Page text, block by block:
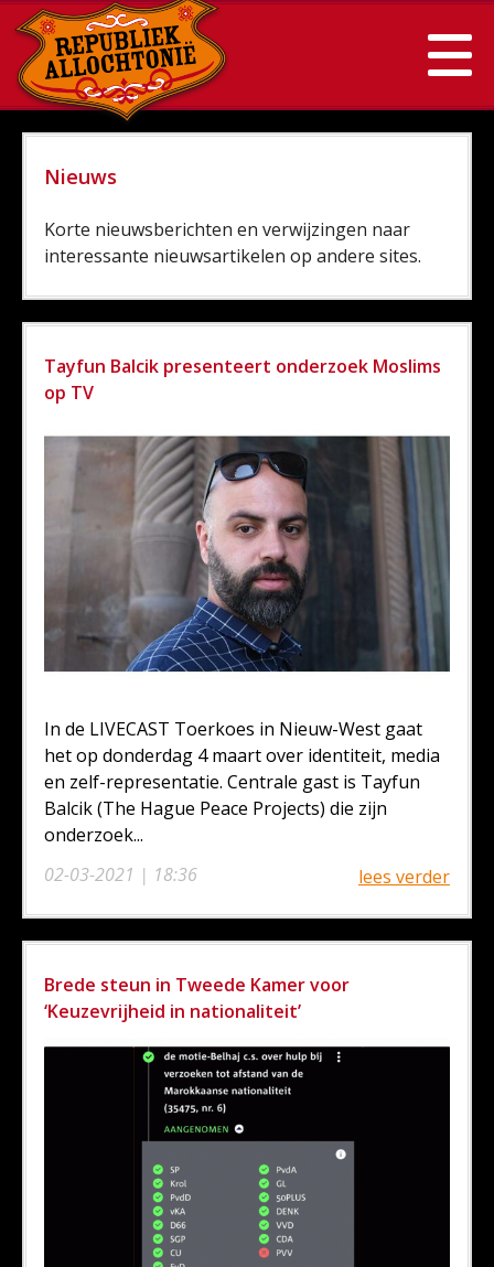
Nieuws
Korte nieuwsberichten en verwijzingen naar
interessante nieuwsartikelen op andere sites.
Tayfun Balcik presenteert onderzoek Moslims
op TV
02-03-2021 | 18:36
In de LIVECAST Toerkoes in Nieuw-West gaat
het op donderdag 4 maart over identiteit, media
en zelf-representatie. Centrale gast is Tayfun
Balcik (The Hague Peace Projects) die zijn
onderzoek...
lees verder
Brede steun in Tweede Kamer voor
‘Keuzevrijheid in nationaliteit’